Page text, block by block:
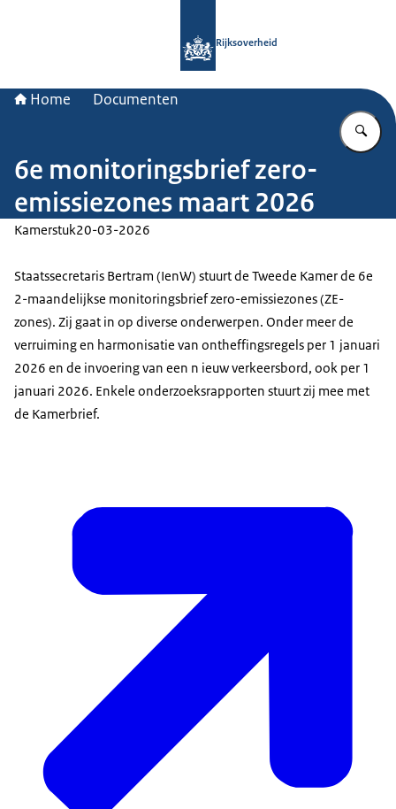
Rijksoverheid
Home Documenten
6e monitoringsbrief zero-
emissiezones maart 2026
Kamerstuk20-03-2026
Staatssecretaris Bertram (IenW) stuurt de Tweede Kamer de 6e
2-maandelijkse monitoringsbrief zero-emissiezones (ZE-
zones). Zij gaat in op diverse onderwerpen. Onder meer de
verruiming en harmonisatie van ontheffingsregels per 1 januari
2026 en de invoering van een n ieuw verkeersbord, ook per 1
januari 2026. Enkele onderzoeksrapporten stuurt zij mee met
de Kamerbrief.